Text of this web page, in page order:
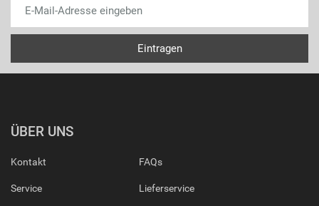
ÜBER UNS
Kontakt
Service
FAQs
Lieferservice